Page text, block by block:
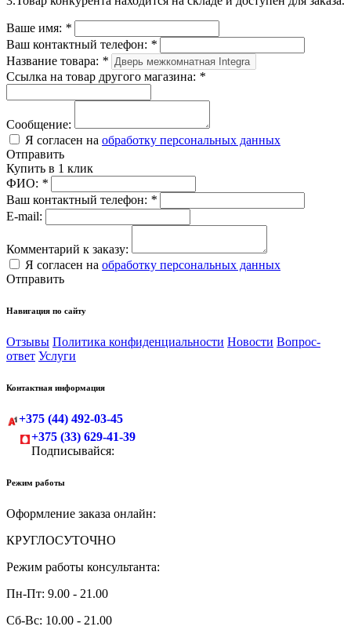
Ваше имя: *
Ваш контактный телефон: *
Название товара: *
Ссылка на товар другого магазина: *
Сообщение:
Я согласен на обработку персональных данных
Отправить
Купить в 1 клик
ФИО: *
Ваш контактный телефон: *
E-mail:
Комментарий к заказу:
Я согласен на обработку персональных данных
Отправить
Навигация по сайту
Отзывы Политика конфиденциальности Новости Вопрос-
ответ Услуги
Контактная информация
+375 (44) 492-03-45
+375 (33) 629-41-39
Подписывайся:
Режим работы
Оформление заказа онлайн:
КРУГЛОСУТОЧНО
Режим работы консультанта:
Пн-Пт: 9.00 - 21.00
Сб-Вс: 10.00 - 21.00